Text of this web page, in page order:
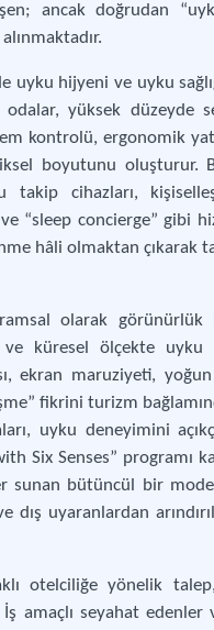
ancak doğrudan
uyku hijyeni ve uyku
odalar, yüksek düzeyde
kontrolü, ergonomik
boyutunu oluşturur.
takip cihazları,
“sleep concierge” gibi
hâli olmaktan
olarak görünürlük
küresel ölçekte uyku
ekran maruziyeti,
fikrini turizm
uyku deneyimini
Six Senses”
sunan bütüncül bir
dış uyaranlardan
otelciliğe yönelik
amaçlı seyahat